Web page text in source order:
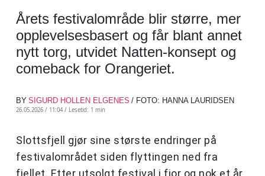
Årets festivalområde blir større, mer
opplevelsesbasert og får blant annet
nytt torg, utvidet Natten-konsept og
comeback for Orangeriet.
BY SIGURD HOLLEN ELGENES / FOTO: HANNA LAURIDSEN
26.05.2026 / 11:04 / Lesetid: 1 min
Slottsfjell gjør sine største endringer på
festivalområdet siden flyttingen ned fra
fjellet. Etter utsolgt festival i fjor og nok et år